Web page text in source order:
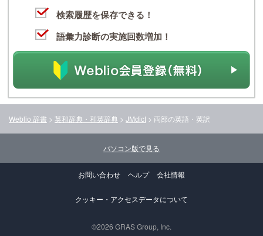
検索履歴を保存できる！
語彙力診断の実施回数増加！
Weblio 辞書 > 英和辞典・和英辞典 > JMdict > 両部の英語・英訳
パソコン版で見る
お問い合わせ ヘルプ 会社情報
クッキー・アクセスデータについて
©2026 GRAS Group, Inc.